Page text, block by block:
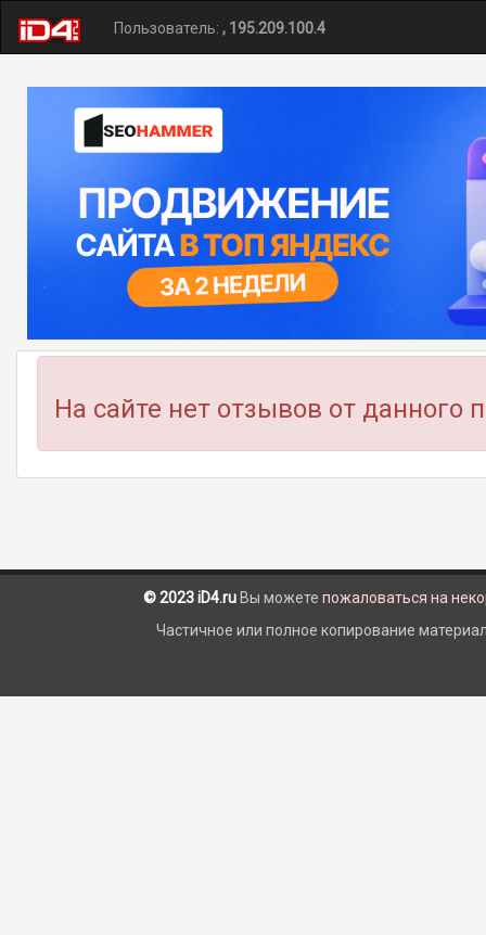
Пользователь: , 195.209.100.4
На сайте нет отзывов от данного
© 2023 iD4.ru Вы можете пожаловаться на
Частичное или полное копирование